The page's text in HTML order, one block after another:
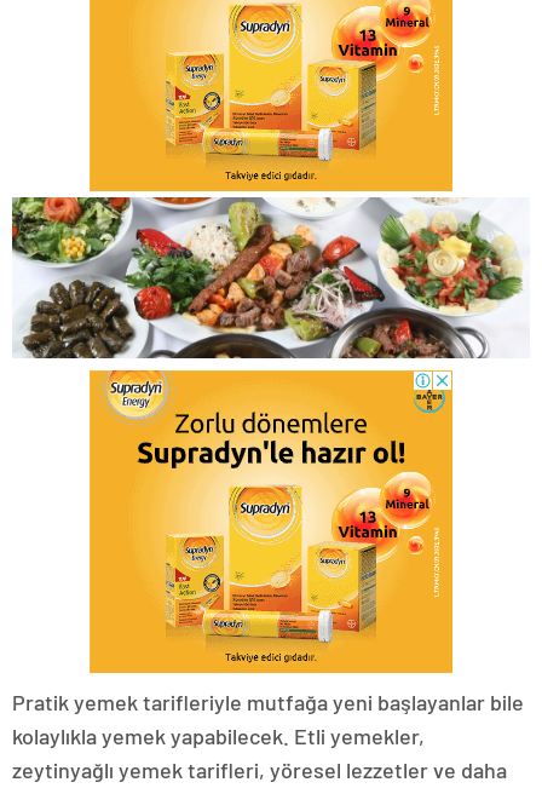
Pratik yemek tarifleriyle mutfağa yeni başlayanlar bile
kolaylıkla yemek yapabilecek. Etli yemekler,
zeytinyağlı yemek tarifleri, yöresel lezzetler ve daha